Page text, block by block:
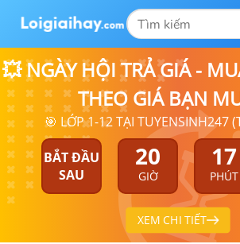
💥 NGÀY HỘI TRẢ GIÁ -
THEO GIÁ BẠN
🎯 LỚP 1-12 TẠI TUYENSINH247
BẮT ĐẦU
SAU
20
GIỜ
16
PHÚT
XEM CHI TIẾT